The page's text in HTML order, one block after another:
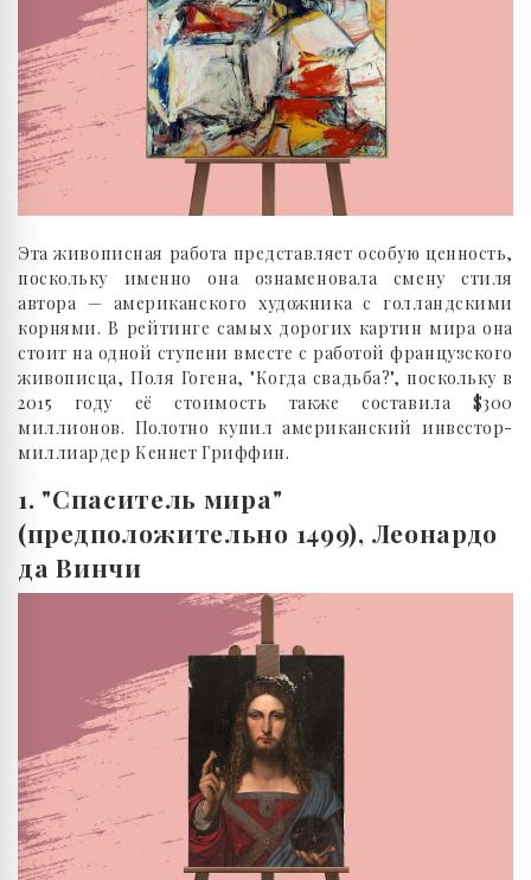
Эта живописная работа представляет особую ценность,
поскольку именно она ознаменовала смену стиля
автора — американского художника с голландскими
корнями. В рейтинге самых дорогих картин мира она
стоит на одной ступени вместе с работой французского
живописца, Поля Гогена, "Когда свадьба?", поскольку в
2015 году её стоимость также составила $300
миллионов. Полотно купил американский инвестор-
миллиардер Кеннет Гриффин.
1. "Спаситель мира"
(предположительно 1499), Леонардо
да Винчи